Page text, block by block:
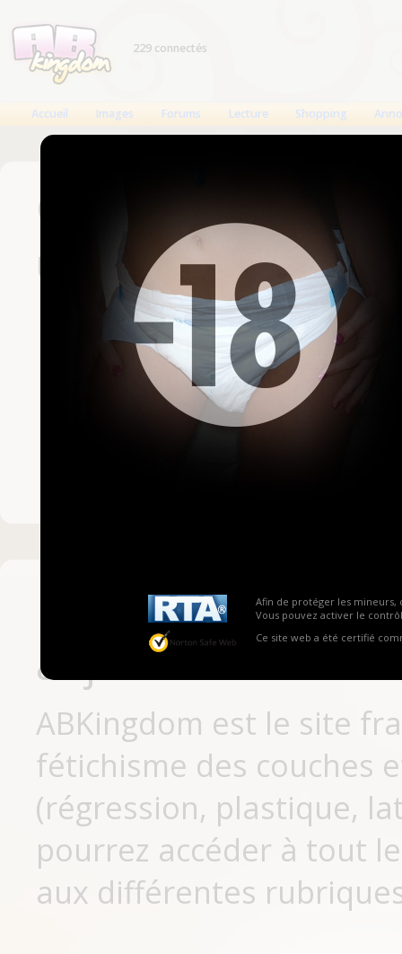
Afin de protéger les mineurs,
Vous pouvez activer le
Ce site web a été certifié
229 connectés
Accueil Images Forums Lecture Shopping
Connexion
Un compte est
Nom d'utilisateur
Mot de passe
Pas encore
aujourd'hui
ABKingdom est le site
fétichisme des couches
(régression, plastique,
pourrez accéder à tout
aux différentes